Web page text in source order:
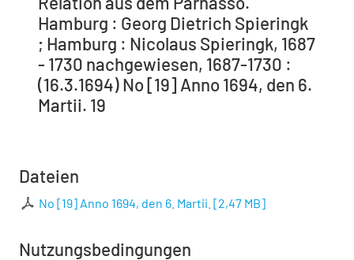
Hamburg : Georg Dietrich Spieringk
; Hamburg : Nicolaus Spieringk, 1687
- 1730 nachgewiesen, 1687-1730 :
(16.3.1694) No [19] Anno 1694, den 6.
Martii. 19
Dateien
No [19] Anno 1694, den 6. Martii. [2,47 MB]
Nutzungsbedingungen